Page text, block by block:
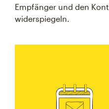
Empfänger und den
widerspiegeln.